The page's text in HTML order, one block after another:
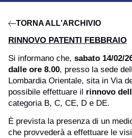
TORNA ALL'ARCHIVIO
RINNOVO PATENTI FEBBRAIO
Si informano che,sabato 14/
28/02/26 dalle ore 8.00,
di Brescia e Lombardia
Volta 84/d, è possibile
patenti di guidadi categoria B,
È prevista la presenza di un
sede, che provvederà a